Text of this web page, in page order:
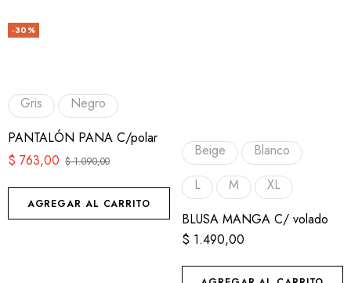
-30%
Gris
Negro
PANTALÓN PANA C/polar
$1.090,00
$ 763,00
AGREGAR AL CARRITO
Beige
Blanco
L
M
XL
BLUSA MANGA C/ volado
$ 1.490,00